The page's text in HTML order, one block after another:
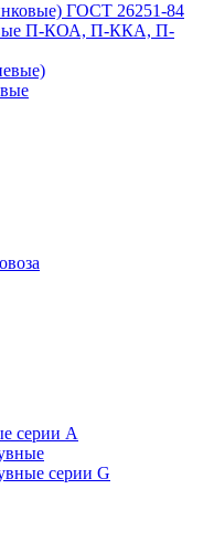
ГОСТ 26251-84
П-КОА, П-ККА, П-
серии А
серии G